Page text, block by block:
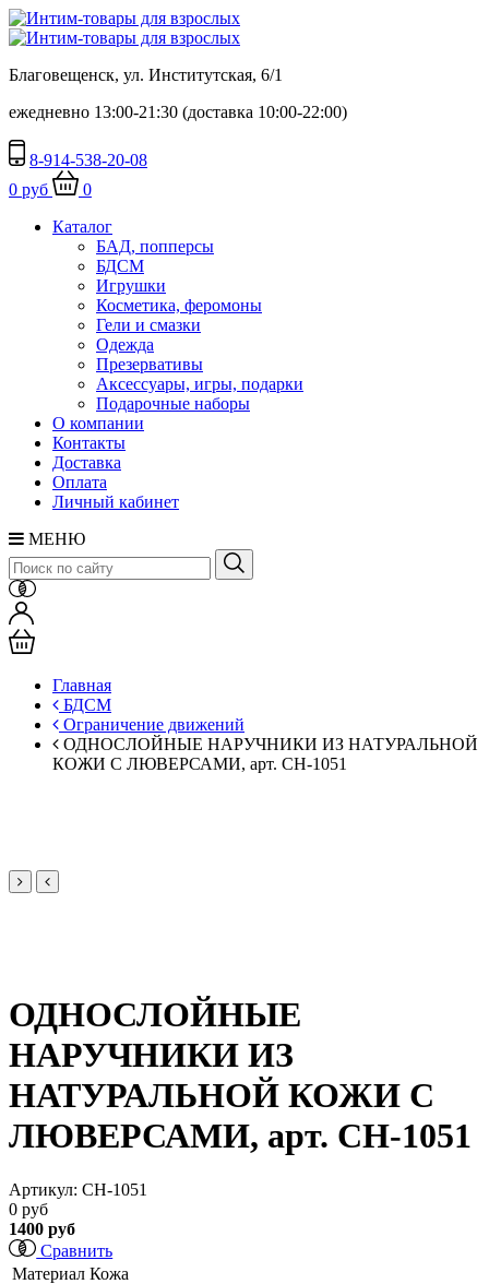
Благовещенск, ул. Институтская, 6/1
ежедневно 13:00-21:30 (доставка 10:00-22:00)
8-914-538-20-08
0 руб
0
Каталог
БАД, попперсы
БДСМ
Игрушки
Косметика, феромоны
Гели и смазки
Одежда
Презервативы
Аксессуары, игры, подарки
Подарочные наборы
О компании
Контакты
Доставка
Оплата
Личный кабинет
МЕНЮ
Главная
БДСМ
Ограничение движений
ОДНОСЛОЙНЫЕ НАРУЧНИКИ ИЗ НАТУРАЛЬНОЙ
КОЖИ С ЛЮВЕРСАМИ, арт. CH-1051
ОДНОСЛОЙНЫЕ
НАРУЧНИКИ ИЗ
НАТУРАЛЬНОЙ КОЖИ С
ЛЮВЕРСАМИ, арт. CH-1051
Артикул: СН-1051
0 руб
1400 руб
Сравнить
Материал Кожа